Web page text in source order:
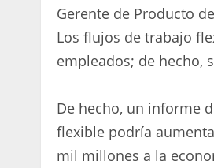
Gerente de Producto
Los flujos de trabajo
empleados; de hecho,
De hecho, un informe
flexible podría
mil millones a la